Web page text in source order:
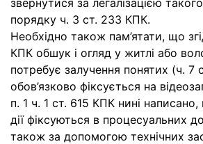
звернутися за легалізацією
порядку ч. 3 ст. 233 КПК.
Необхідно також пам’ятати, що
КПК обшук і огляд у житлі або
потребує залучення понятих (ч. 7
обов’язково фіксується на
п. 1 ч. 1 ст. 615 КПК нині
дії фіксуються в процесуальних
також за допомогою технічних